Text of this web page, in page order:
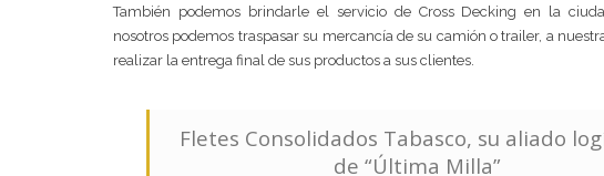
También podemos brindarle el servicio de Cross Decking en la
nosotros podemos traspasar su mercancía de su camión o trailer, a
realizar la entrega final de sus productos a sus clientes.
Fletes Consolidados Tabasco, su aliado
de “Última Milla”